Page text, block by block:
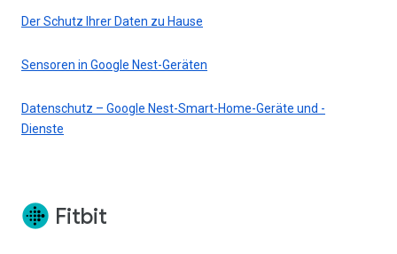
Der Schutz Ihrer Daten zu Hause
Sensoren in Google Nest-Geräten
Datenschutz – Google Nest-Smart-Home-Geräte und -
Dienste
Fitbit